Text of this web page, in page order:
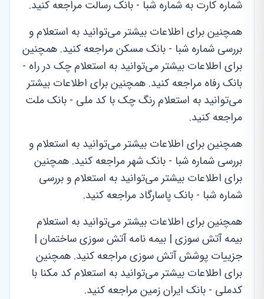
شماره کارت به شماره شبا - بانک رسالت مراجعه کنید.
همچنین برای اطلاعات بیشتر می‌توانید به استعلام و
بررسی شماره شبا - بانک مسکن مراجعه کنید. همچنین
برای اطلاعات بیشتر می‌توانید به استعلام چک در راه -
بانک رفاه مراجعه کنید. همچنین برای اطلاعات بیشتر
می‌توانید به استعلام رنگ چک با کد ملی - بانک ملت
مراجعه کنید.
همچنین برای اطلاعات بیشتر می‌توانید به استعلام و
بررسی شماره شبا - بانک شهر مراجعه کنید. همچنین
برای اطلاعات بیشتر می‌توانید به استعلام و بررسی
شماره شبا - بانک پاسارگاد مراجعه کنید.
همچنین برای اطلاعات بیشتر می‌توانید به استعلام
بیمه آتش سوزی | بیمه نامه آتش سوزی ساختمان |
جزییات پوشش آتش سوزی مراجعه کنید. همچنین
برای اطلاعات بیشتر می‌توانید به استعلام کد مکنا با
کدملی - بانک ایران زمین مراجعه کنید.